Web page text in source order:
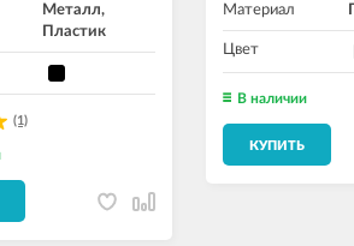
(1)
Металл,
Пластик
Материал
Цвет
В наличии
КУПИТЬ